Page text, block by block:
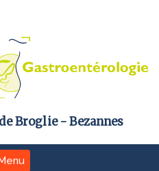
Broglie - Bezannes